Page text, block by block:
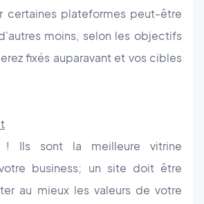
certaines plateformes peut-être
moins, selon les objectifs
fixés auparavant et vos cibles
! Ils sont la meilleure vitrine
business; un site doit être
au mieux les valeurs de votre